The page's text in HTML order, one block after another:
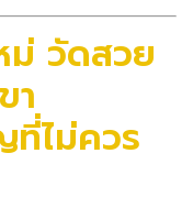
ม่ วัดสวย
า
ไม่ควร